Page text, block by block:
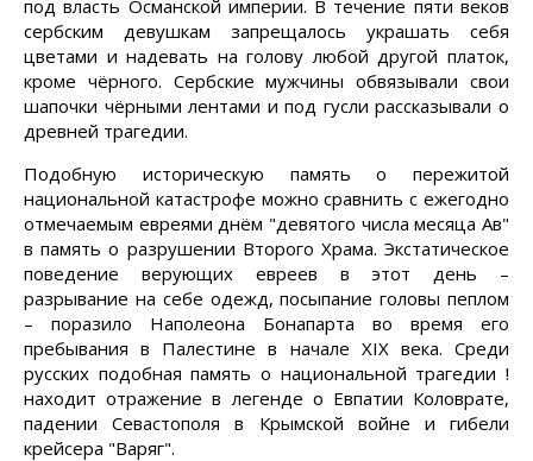
под власть Османской империи. В течение пяти веков
сербским девушкам запрещалось украшать себя
цветами и надевать на голову любой другой платок,
кроме чёрного. Сербские мужчины обвязывали свои
шапочки чёрными лентами и под гусли рассказывали о
древней трагедии.
Подобную историческую память о пережитой
национальной катастрофе можно сравнить с ежегодно
отмечаемым евреями днём "девятого числа месяца Ав"
в память о разрушении Второго Храма. Экстатическое
поведение верующих евреев в этот день –
разрывание на себе одежд, посыпание головы пеплом
– поразило Наполеона Бонапарта во время его
пребывания в Палестине в начале XIX века. Среди
русских подобная память о национальной трагедии !
находит отражение в легенде о Евпатии Коловрате,
падении Севастополя в Крымской войне и гибели
крейсера "Варяг".